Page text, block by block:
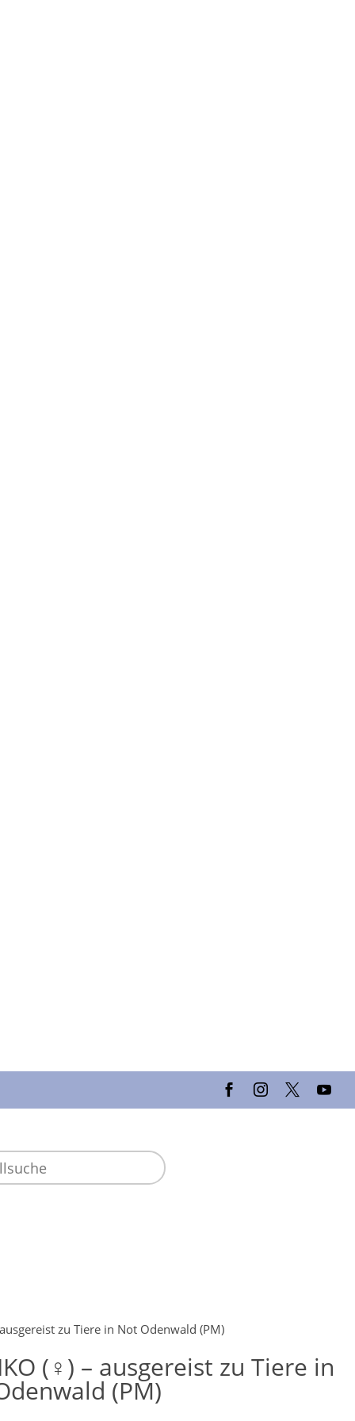
zu Tiere in Not Odenwald (PM)
(♀) – ausgereist zu Tiere in
(PM)